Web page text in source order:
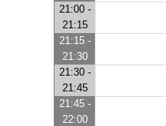
21:00 -
21:15
21:15 -
21:30
21:30 -
21:45
21:45 -
22:00